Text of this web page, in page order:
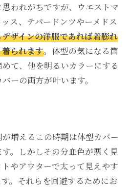
われがちですが、ウエストマ
ス、テパードンツやーメドス
ザインの洋服であれば着膨れ
られます。体型の気になる箇
て、他を明るいカラーにする
ーの両方が叶います。
増えるこの時期は体型カバー
。しかしその分血色が悪く見
やアウターで太って見えやす
。それらを回避するためにお